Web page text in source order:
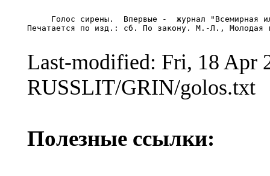
Голос сирены.  Впервые -  журнал "Всемирная
Печатается по изд.: сб. По закону. М.-Л., Молодая
Last-modified: Fri, 18 Apr
RUSSLIT/GRIN/golos.txt
Полезные ссылки: